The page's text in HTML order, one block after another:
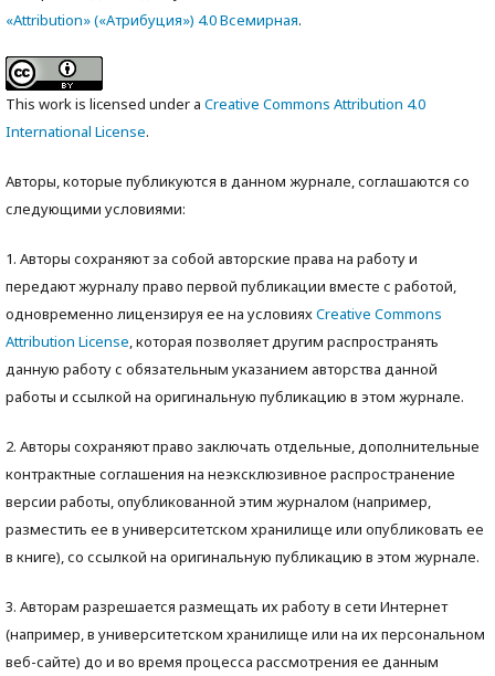
«Attribution» («Атрибуция») 4.0 Всемирная.
This work is licensed under a Creative Commons Attribution 4.0
International License.
Авторы, которые публикуются в данном журнале, соглашаются со
следующими условиями:
1. Авторы сохраняют за собой авторские права на работу и
передают журналу право первой публикации вместе с работой,
одновременно лицензируя ее на условияхCreative Commons
Attribution License, которая позволяет другим распространять
данную работу с обязательным указанием авторства данной
работы и ссылкой на оригинальную публикацию в этом журнале.
2. Авторы сохраняют право заключать отдельные, дополнительные
контрактные соглашения на неэксклюзивное распространение
версии работы, опубликованной этим журналом (например,
разместить ее в университетском хранилище или опубликовать ее
в книге), со ссылкой на оригинальную публикацию в этом журнале.
3. Авторам разрешается размещать их работу в сети Интернет
(например, в университетском хранилище или на их персональном
веб-сайте) до и во время процесса рассмотрения ее данным